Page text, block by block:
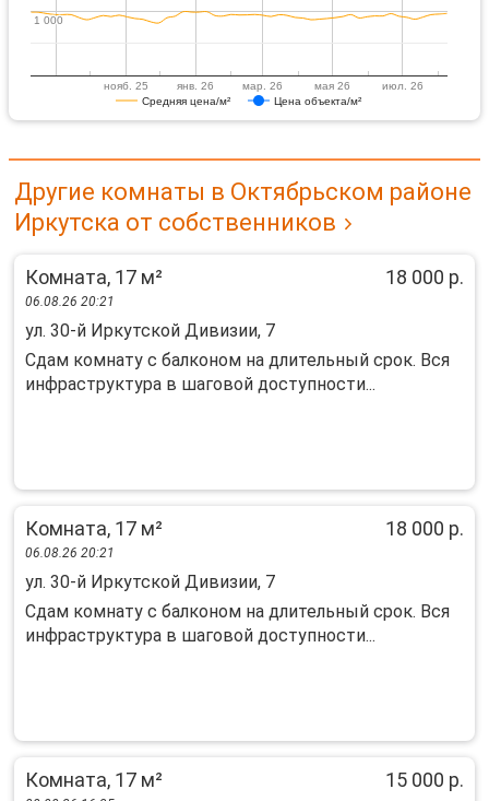
Средняя цена/м² Цена объекта/м²
нояб. 25 янв. 26 мар. 26 мая 26 июл. 26
1 000
1 000
Другие комнаты в Октябрьском районе
Иркутска от собственников
Комната, 17 м² 18 000 р.
06.08.26 20:21
ул. 30-й Иркутской Дивизии, 7
Сдам комнату с балконом на длительный срок. Вся
инфраструктура в шаговой доступности...
Комната, 17 м² 18 000 р.
06.08.26 20:21
ул. 30-й Иркутской Дивизии, 7
Сдам комнату с балконом на длительный срок. Вся
инфраструктура в шаговой доступности...
Комната, 17 м² 15 000 р.